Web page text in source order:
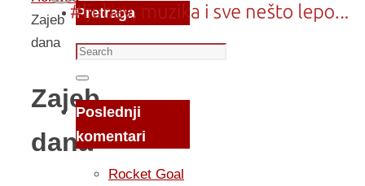
Zajeb
dana
Zajeb
dana
Pretraga
Search
for:
Search
Poslednji
komentari
Rocket Goal